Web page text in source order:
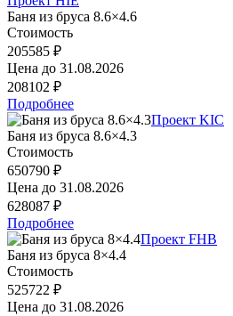
Баня из бруса 8.6×4.6
Стоимость
205585 ₽
Цена до 31.08.2026
208102 ₽
Подробнее
Проект KIC
Баня из бруса 8.6×4.3
Стоимость
650790 ₽
Цена до 31.08.2026
628087 ₽
Подробнее
Проект FHB
Баня из бруса 8×4.4
Стоимость
525722 ₽
Цена до 31.08.2026